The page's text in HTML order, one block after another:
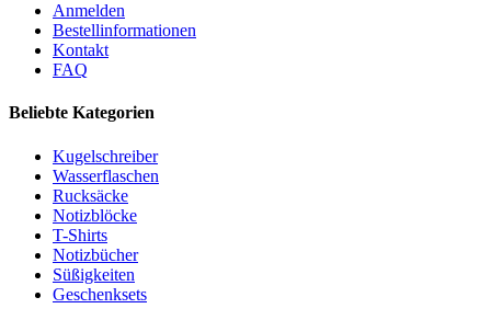
Anmelden
Bestellinformationen
Kontakt
FAQ
Beliebte Kategorien
Kugelschreiber
Wasserflaschen
Rucksäcke
Notizblöcke
T-Shirts
Notizbücher
Süßigkeiten
Geschenksets